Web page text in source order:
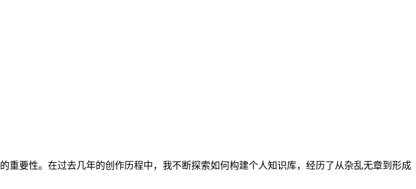
要性。在过去几年的创作历程中，我不断探索如何构建个人知识库，经历了从杂乱无章到形成